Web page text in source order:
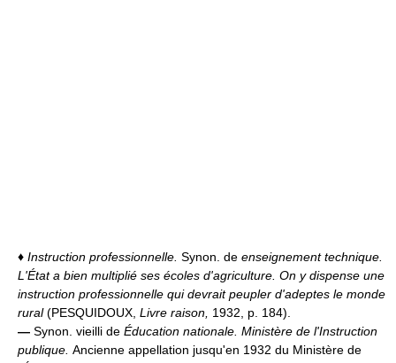
♦ Instruction professionnelle. Synon. de enseignement technique.
L'État a bien multiplié ses écoles d'agriculture. On y dispense une
instruction professionnelle qui devrait peupler d'adeptes le monde
rural(PESQUIDOUX, Livre raison, 1932, p. 184).
— Synon. vieilli de Éducation nationale. Ministère de l'Instruction
publique. Ancienne appellation jusqu'en 1932 du Ministère de